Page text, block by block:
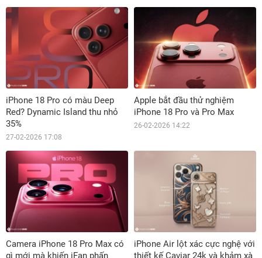
iPhone 18 Pro có màu Deep
Red? Dynamic Island thu nhỏ
35%
27-02-2026 17:08
Apple bắt đầu thử nghiệm
iPhone 18 Pro và Pro Max
26-02-2026 14:22
Camera iPhone 18 Pro Max có
gì mới mà khiến iFan phấn
iPhone Air lột xác cực nghệ với
thiết kế Caviar 24k và khảm xà